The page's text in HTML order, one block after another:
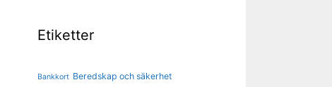
Etiketter
Bankkort Beredskap och säkerhet